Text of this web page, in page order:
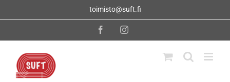
toimisto@suft.fi
FacebookInstagram